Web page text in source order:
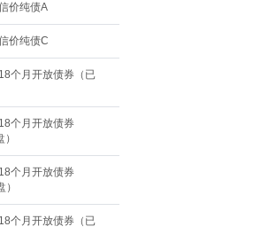
价纯债A
价纯债C
个月开放债券（已
个月开放债券
个月开放债券
个月开放债券（已